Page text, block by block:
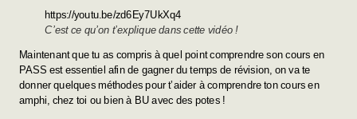
https://youtu.be/zd6Ey7UkXq4
C’est ce qu’on t’explique dans cette vidéo !
Maintenant que tu as compris à quel point comprendre son cours en
PASS est essentiel afin de gagner du temps de révision, on va te
donner quelques méthodes pour t’aider à comprendre ton cours en
amphi, chez toi ou bien à BU avec des potes !